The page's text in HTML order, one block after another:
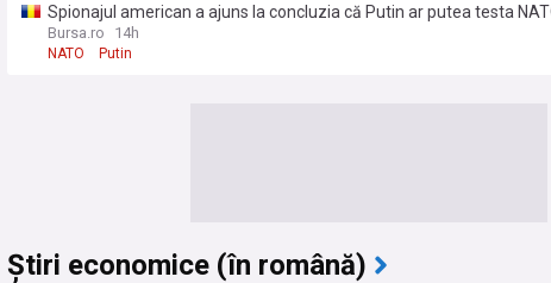
Spionajul american a ajuns la concluzia că Putin ar putea testa
limitată
Bursa.ro 14h
NATO Putin
Știri economice (în română)